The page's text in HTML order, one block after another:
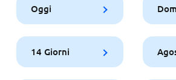
Oggi
14 Giorni